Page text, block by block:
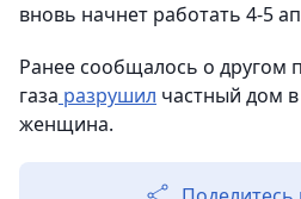
вновь начнет работать 4-5
Ранее сообщалось о другом
газа разрушил частный дом
женщина.